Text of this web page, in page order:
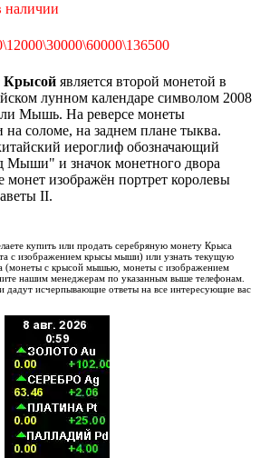
наличии
Крысой является второй монетой в
лунном календаре символом 2008
Мышь. На реверсе монеты
соломе, на заднем плане тыква.
иероглиф обозначающий
и значок монетного двора
монет изображён портрет королевы
II.
купить или продать серебряную монету Крыса
с изображением крысы мыши) или узнать текущую
(монеты с крысой мышью, монеты с изображением
нашим менеджерам по указанным выше телефонам.
дадут исчерпывающие ответы на все интересующие вас